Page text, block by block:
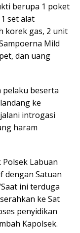
berupa 1 poket
set alat
korek gas, 2 unit
Mild
dan uang
pelaku beserta
ke
introgasi
haram
Labuan
dengan Satuan
ini terduga
ke Sat
penyidikan
Kapolsek.